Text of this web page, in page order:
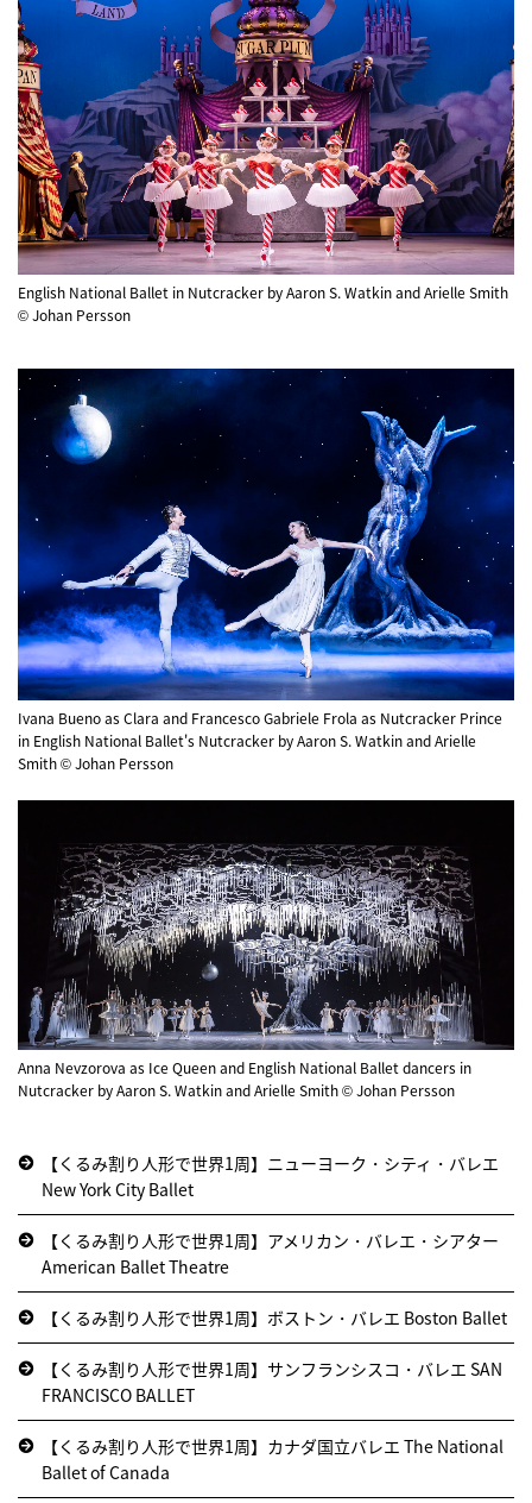
English National Ballet in Nutcracker by Aaron S. Watkin and Arielle Smith
© Johan Persson
Ivana Bueno as Clara and Francesco Gabriele Frola as Nutcracker Prince
in English National Ballet's Nutcracker by Aaron S. Watkin and Arielle
Smith © Johan Persson
Anna Nevzorova as Ice Queen and English National Ballet dancers in
Nutcracker by Aaron S. Watkin and Arielle Smith © Johan Persson
【くるみ割り人形で世界1周】ニューヨーク・シティ・バレエ
New York City Ballet
【くるみ割り人形で世界1周】アメリカン・バレエ・シアター
American Ballet Theatre
【くるみ割り人形で世界1周】ボストン・バレエ Boston Ballet
【くるみ割り人形で世界1周】サンフランシスコ・バレエ SAN
FRANCISCO BALLET
【くるみ割り人形で世界1周】カナダ国立バレエ The National
Ballet of Canada